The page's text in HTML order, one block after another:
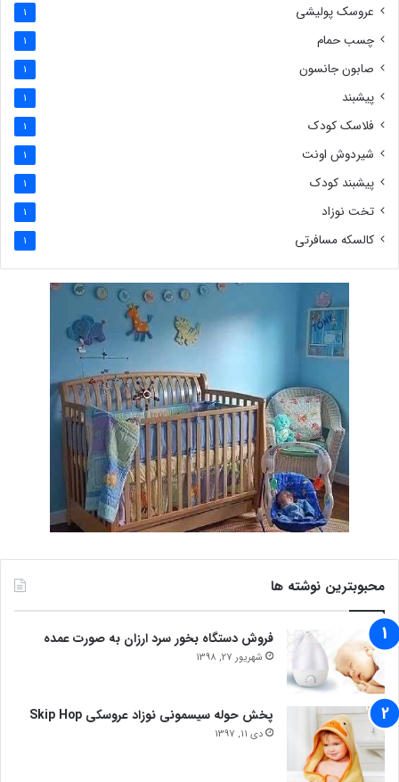
عروسک پولیشی 1
چسب حمام 1
صابون جانسون 1
پیشبند 1
فلاسک کودک 1
شیردوش اونت 1
پیشبند کودک 1
تخت نوزاد 1
کالسکه مسافرتی 1
محبوبترین نوشته ها
فروش دستگاه بخور سرد ارزان به صورت عمده
شهریور 27, 1398
پخش حوله سیسمونی نوزاد عروسکی Skip Hop
دی 11, 1397